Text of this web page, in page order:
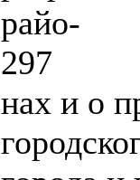
райо-
297
нах и о